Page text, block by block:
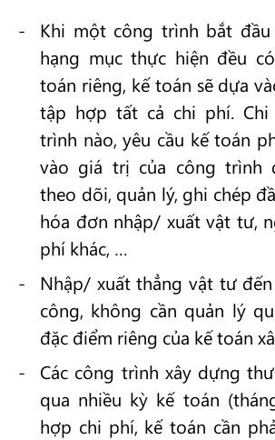
Khi một công trình bắt
hạng mục thực hiện đều
toán riêng, kế toán sẽ dựa
tập hợp tất cả chi phí. Chi
trình nào, yêu cầu kế toán
vào giá trị của công trình
theo dõi, quản lý, ghi chép
hóa đơn nhập/ xuất vật tư,
phí khác, …
Nhập/ xuất thẳng vật tư
công, không cần quản lý
đặc điểm riêng của kế toán
Các công trình xây dựng
qua nhiều kỳ kế toán
hợp chi phí, kế toán cần